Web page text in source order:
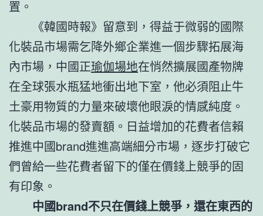
置。
《韓國時報》留意到，得益于微弱的國際
化裝品市場需乞降外鄉企業進一個步驟拓展海
內市場，中國正瑜伽場地在悄然擴展國產物牌
在全球張水瓶猛地衝出地下室，他必須阻止牛
土豪用物質的力量來破壞他眼淚的情感純度。
化裝品市場的發賣額。日益增加的花費者信賴
推進中國brand進進高端細分市場，逐步打破它
們曾給一些花費者留下的僅在價錢上競爭的固
有印象。
中國brand不只在價錢上競爭，還在東西的